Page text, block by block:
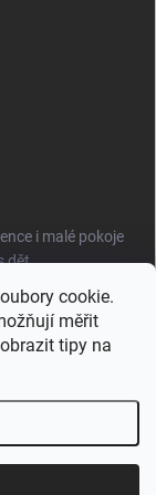
cookie.
měřit
tipy na
i malé pokoje
dět...
prostory i
Upravit